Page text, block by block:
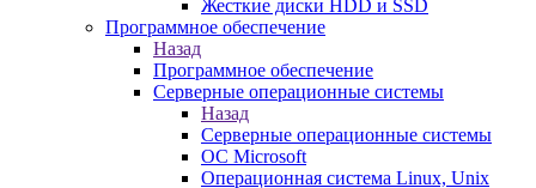
Жесткие диски HDD и SSD
Программное обеспечение
Назад
Программное обеспечение
Серверные операционные системы
Назад
Серверные операционные системы
ОС Microsoft
Операционная система Linux, Unix